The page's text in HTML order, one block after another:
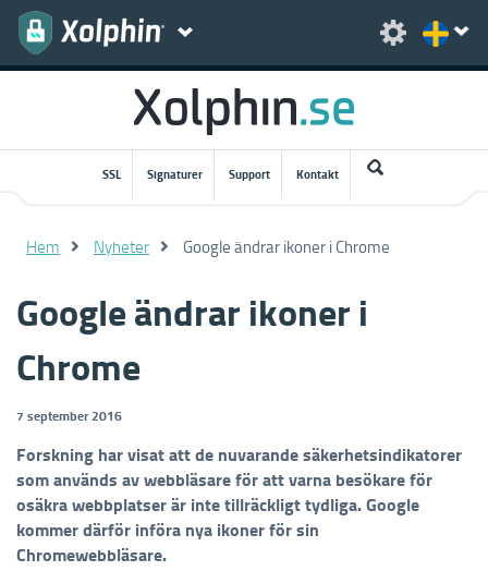
SSL Signaturer Support Kontakt
Hem Nyheter Google ändrar ikoner i Chrome
Google ändrar ikoner i
Chrome
7 september 2016
Forskning har visat att de nuvarande säkerhetsindikatorer
som används av webbläsare för att varna besökare för
osäkra webbplatser är inte tillräckligt tydliga. Google
kommer därför införa nya ikoner för sin
Chromewebbläsare.